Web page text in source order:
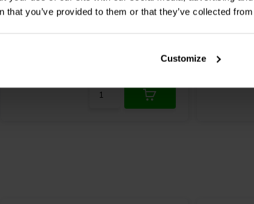
that you’ve provided to them or that they’ve collected
Customize
H1456-08 Bass-midwoofer
5 Op voorraad
Bass-